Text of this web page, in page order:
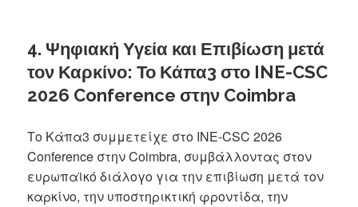
4. Ψηφιακή Υγεία και Επιβίωση μετά
τον Καρκίνο: Το Κάπα3 στο INE-CSC
2026 Conference στην Coimbra
Το Κάπα3 συμμετείχε στο INE-CSC 2026
Conference στην Coimbra, συμβάλλοντας στον
ευρωπαϊκό διάλογο για την επιβίωση μετά τον
καρκίνο, την υποστηρικτική φροντίδα, την